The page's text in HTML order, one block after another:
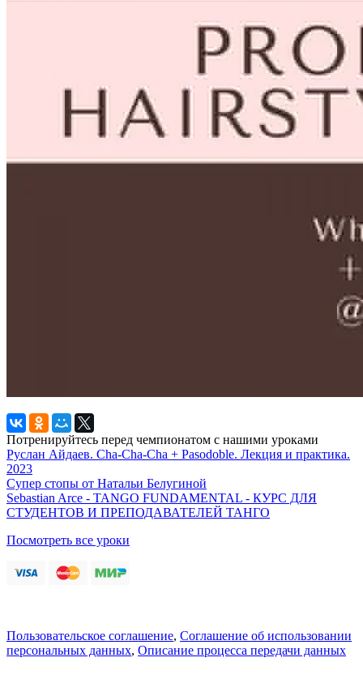
Потренируйтесь перед чемпионатом с нашими уроками
Руслан Айдаев. Cha-Cha-Cha + Pasodoble. Лекция и практика.
2023
Супер стопы от Натальи Белугиной
Sebastian Arce - TANGO FUNDAMENTAL - КУРС ДЛЯ
СТУДЕНТОВ И ПРЕПОДАВАТЕЛЕЙ ТАНГО
Посмотреть все уроки
Пользовательское соглашение, Соглашение об использовании
персональных данных, Описание процесса передачи данных